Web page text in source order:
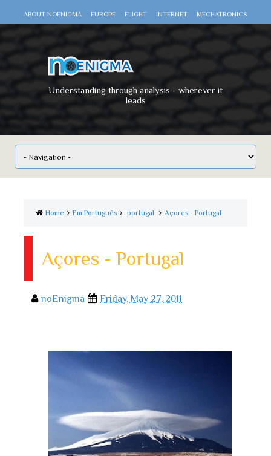
ABOUT NOENIGMA EUROPE FLIGHT INTERNET MECHATRONICS
Understanding through analysis - wherever it
leads
Home Em Português portugal Açores - Portugal
Açores - Portugal
noEnigma Friday, May 27, 2011